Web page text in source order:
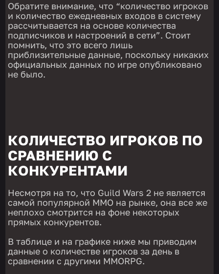
Обратите внимание, что “количество игроков
и количество ежедневных входов в систему
рассчитывается на основе количества
подписчиков и настроений в сети”. Стоит
помнить, что это всего лишь
приблизительные данные, поскольку никаких
официальных данных по игре опубликовано
не было.
КОЛИЧЕСТВО ИГРОКОВ ПО
СРАВНЕНИЮ С
КОНКУРЕНТАМИ
Несмотря на то, что Guild Wars 2 не является
самой популярной MMO на рынке, она все же
неплохо смотрится на фоне некоторых
прямых конкурентов.
В таблице и на графике ниже мы приводим
данные о количестве игроков за день в
сравнении с другими MMORPG.